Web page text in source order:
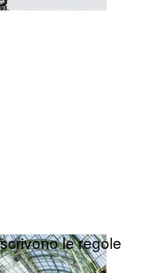
le regole